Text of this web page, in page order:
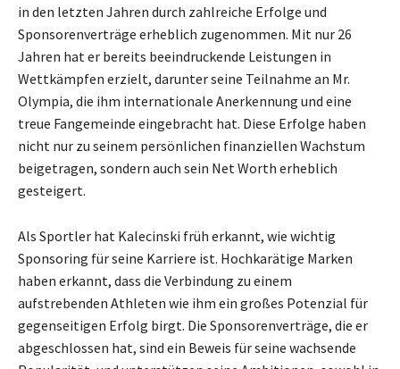
in den letzten Jahren durch zahlreiche Erfolge und
Sponsorenverträge erheblich zugenommen. Mit nur 26
Jahren hat er bereits beeindruckende Leistungen in
Wettkämpfen erzielt, darunter seine Teilnahme an Mr.
Olympia, die ihm internationale Anerkennung und eine
treue Fangemeinde eingebracht hat. Diese Erfolge haben
nicht nur zu seinem persönlichen finanziellen Wachstum
beigetragen, sondern auch sein Net Worth erheblich
gesteigert.
Als Sportler hat Kalecinski früh erkannt, wie wichtig
Sponsoring für seine Karriere ist. Hochkarätige Marken
haben erkannt, dass die Verbindung zu einem
aufstrebenden Athleten wie ihm ein großes Potenzial für
gegenseitigen Erfolg birgt. Die Sponsorenverträge, die er
abgeschlossen hat, sind ein Beweis für seine wachsende